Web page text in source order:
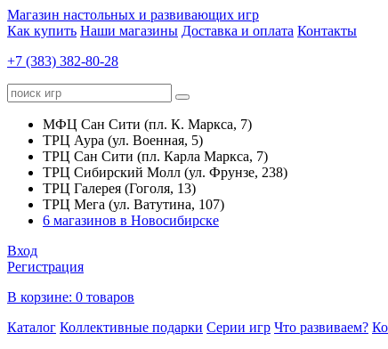
Магазин настольных и развивающих игр
Как купить Наши магазины Доставка и оплата Контакты
+7 (383) 382-80-28
МФЦ Сан Сити (пл. К. Маркса, 7)
ТРЦ Аура (ул. Военная, 5)
ТРЦ Сан Сити (пл. Карла Маркса, 7)
ТРЦ Сибирский Молл (ул. Фрунзе, 238)
ТРЦ Галерея (Гоголя, 13)
ТРЦ Мега (ул. Ватутина, 107)
6 магазинов в Новосибирске
Вход
Регистрация
В корзине: 0 товаров
Каталог Коллективные подарки Серии игр Что развиваем?